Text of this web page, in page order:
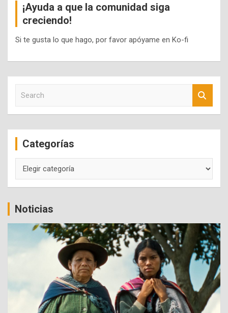
¡Ayuda a que la comunidad siga
creciendo!
Si te gusta lo que hago, por favor apóyame en Ko-fi
c
Categorías
Noticias